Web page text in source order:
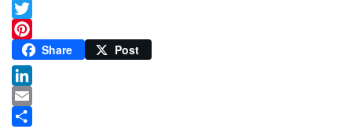
Facebook
Twitter
Pinterest
Share Post
LinkedIn
Email